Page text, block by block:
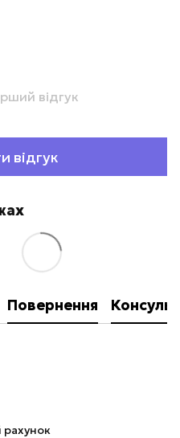
відгук
відгук
Повернення